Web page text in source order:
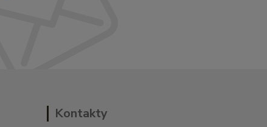
Kontakty